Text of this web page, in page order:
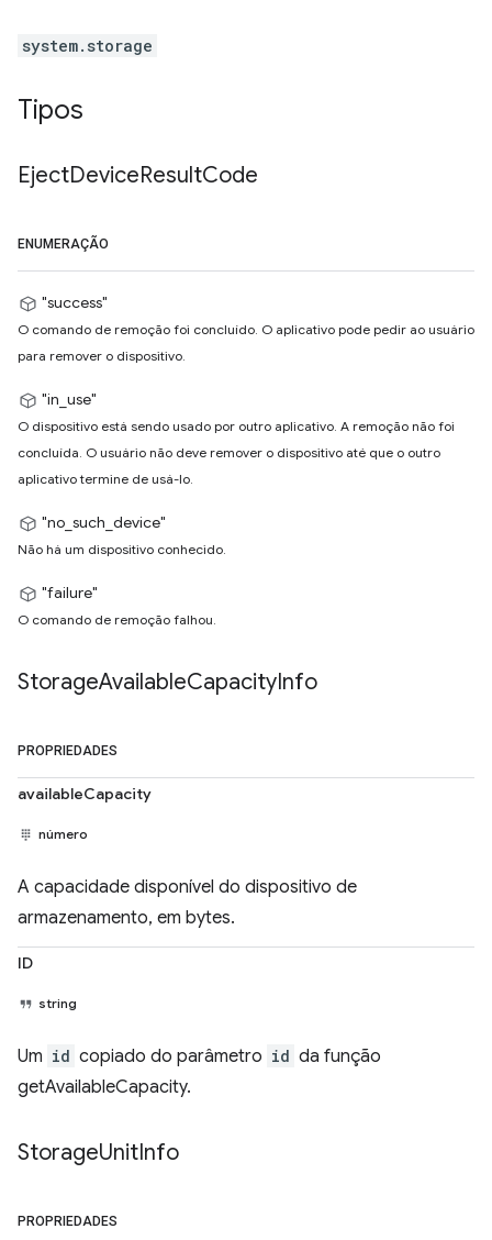
system.storage
Tipos
EjectDeviceResultCode
ENUMERAÇÃO
"success"
O comando de remoção foi concluído. O aplicativo pode pedir ao usuário
para remover o dispositivo.
"in_use"
O dispositivo está sendo usado por outro aplicativo. A remoção não foi
concluída. O usuário não deve remover o dispositivo até que o outro
aplicativo termine de usá-lo.
"no_such_device"
Não há um dispositivo conhecido.
"failure"
O comando de remoção falhou.
StorageAvailableCapacityInfo
PROPRIEDADES
availableCapacity
número
A capacidade disponível do dispositivo de
armazenamento, em bytes.
ID
string
Um id copiado do parâmetro id da função
getAvailableCapacity.
StorageUnitInfo
PROPRIEDADES